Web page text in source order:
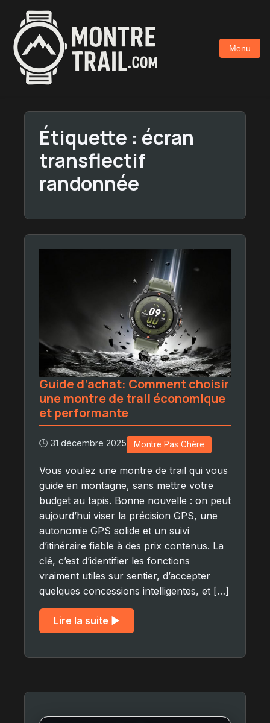
contenu
principal
Menu
Étiquette : écran
transflectif
randonnée
Guide d’achat: Comment choisir
une montre de trail économique
et performante
🕒 31 décembre 2025 Montre Pas Chère
Vous voulez une montre de trail qui vous
guide en montagne, sans mettre votre
budget au tapis. Bonne nouvelle : on peut
aujourd’hui viser la précision GPS, une
autonomie GPS solide et un suivi
d’itinéraire fiable à des prix contenus. La
clé, c’est d’identifier les fonctions
vraiment utiles sur sentier, d’accepter
quelques concessions intelligentes, et […]
Lire la suite ▶︎